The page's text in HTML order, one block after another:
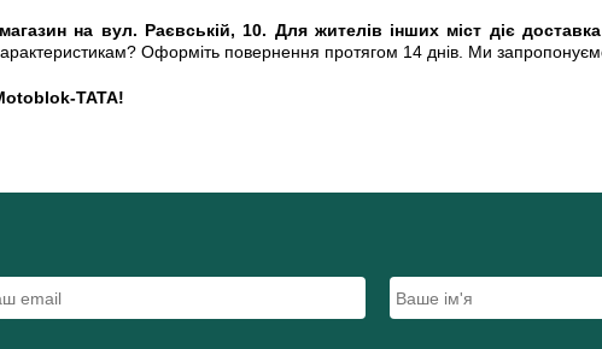
на вул. Раєвській, 10. Для жителів інших міст діє
Оформіть повернення протягом 14 днів. Ми
TATA!